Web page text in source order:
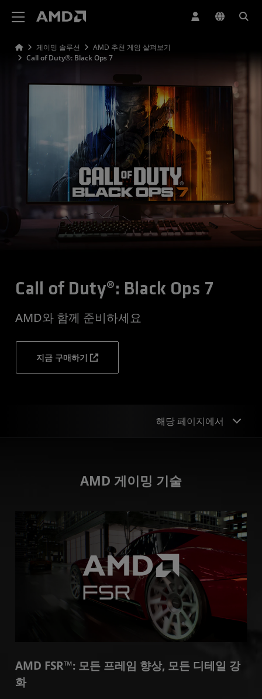
게이밍 솔루션
AMD 추천 게임 살펴보기
Call of Duty®: Black Ops 7
Call of Duty®: Black Ops 7
AMD와 함께 준비하세요
지금 구매하기
해당 페이지에서
소개
AMD 게이밍 기술
AMD FSR™: 모든 프레임 향상, 모든 디테일 강
화